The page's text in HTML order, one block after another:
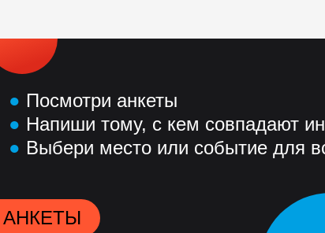
● Посмотри анкеты
● Напиши тому, с кем совпадают
● Выбери место или событие для